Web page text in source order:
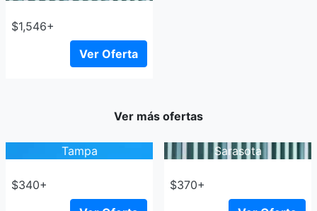
$1,546+
Ver Oferta
Ver más ofertas
Tampa
$340+
Sarasota
$370+